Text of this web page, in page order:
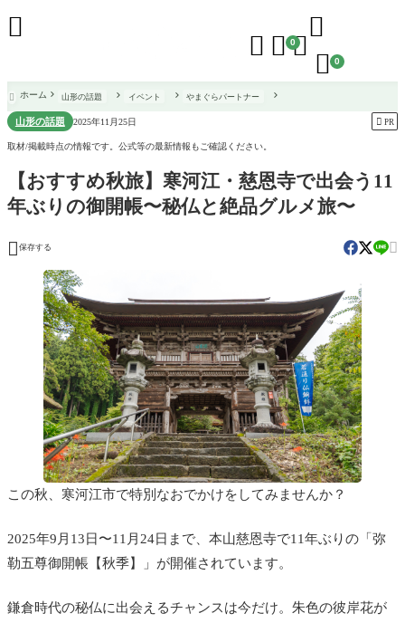
  0

 0

 ホーム 山形の話題 イベント やまぐらパートナー
山形の話題 2025年11月25日  PR
取材/掲載時点の情報です。公式等の最新情報もご確認ください。
【おすすめ秋旅】寒河江・慈恩寺で出会う11
年ぶりの御開帳〜秘仏と絶品グルメ旅〜
 保存する 
この秋、寒河江市で特別なおでかけをしてみませんか？
2025年9月13日〜11月24日まで、本山慈恩寺で11年ぶりの「弥
勒五尊御開帳【秋季】」が開催されています。
鎌倉時代の秘仏に出会えるチャンスは今だけ。朱色の彼岸花が